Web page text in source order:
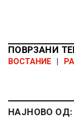
ПОВРЗАНИ
ВОСТАНИЕ |
НАЈНОВО ОД: